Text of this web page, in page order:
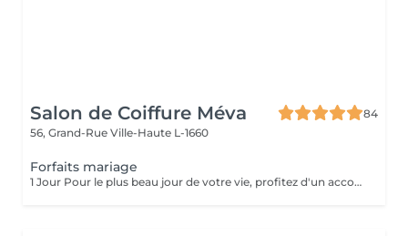
Salon de Coiffure Méva
84
56, Grand-Rue Ville-Haute L-1660
Forfaits mariage
1 Jour Pour le plus beau jour de votre vie, profitez d'un accompagnement sur-mesure. Notre forfait mariage comprend un essai coiffure afin de définir le style parfait, en harmonie avec votre robe et votre personnalité. Le jour J, nous réalisons une coiffure élégante et durable chignon raffiné, coiffure bohème, attaches romantiques ou brushing sophistiqué pour vous sublimer jusqu'au bout de la nuit. Sérénité, expertise et mise en beauté d'exception pour un moment inoubliable.